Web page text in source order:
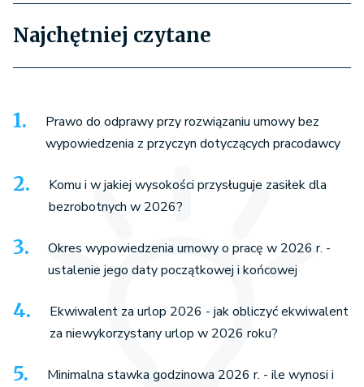
Najchętniej czytane
Prawo do odprawy przy rozwiązaniu umowy bez
wypowiedzenia z przyczyn dotyczących pracodawcy
Komu i w jakiej wysokości przysługuje zasiłek dla
bezrobotnych w 2026?
Okres wypowiedzenia umowy o pracę w 2026 r. -
ustalenie jego daty początkowej i końcowej
Ekwiwalent za urlop 2026 - jak obliczyć ekwiwalent
za niewykorzystany urlop w 2026 roku?
Minimalna stawka godzinowa 2026 r. - ile wynosi i